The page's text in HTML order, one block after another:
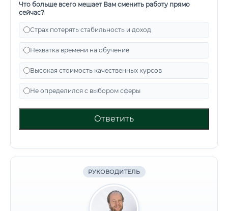
Что больше всего мешает Вам сменить работу прямо
сейчас?
Страх потерять стабильность и доход
Нехватка времени на обучение
Высокая стоимость качественных курсов
Не определился с выбором сферы
Ответить
РУКОВОДИТЕЛЬ